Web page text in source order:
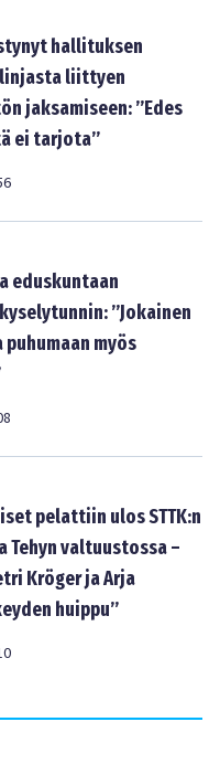
hallituksen
liittyen
jaksamiseen: ”Edes
ei tarjota”
eduskuntaan
”Jokainen
myös
pelattiin ulos STTK:n
valtuustossa –
Kröger ja Arja
huippu”